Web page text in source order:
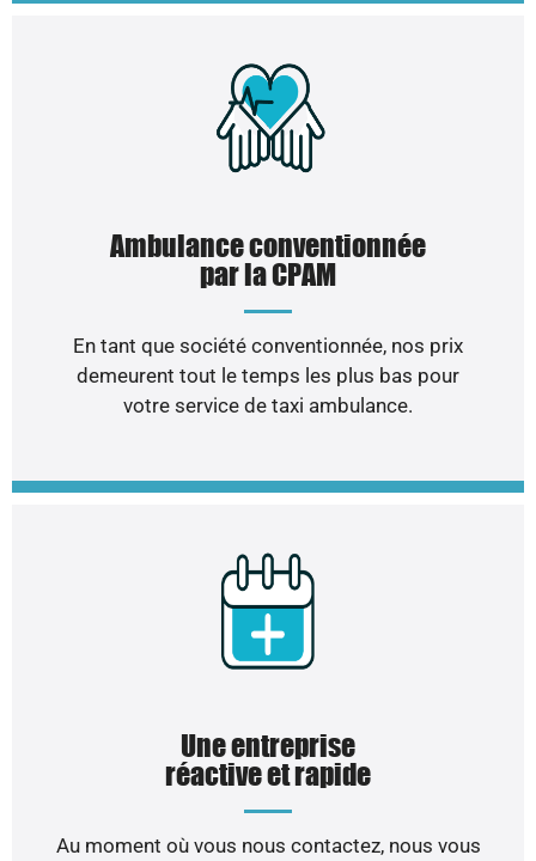
Ambulance conventionnée
par la CPAM
En tant que société conventionnée, nos prix
demeurent tout le temps les plus bas pour
votre service de taxi ambulance.
Une entreprise
réactive et rapide
Au moment où vous nous contactez, nous vous